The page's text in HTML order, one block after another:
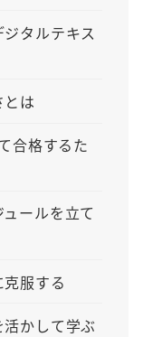
タルテキス
は
合格するた
ールを立て
服する
かして学ぶ